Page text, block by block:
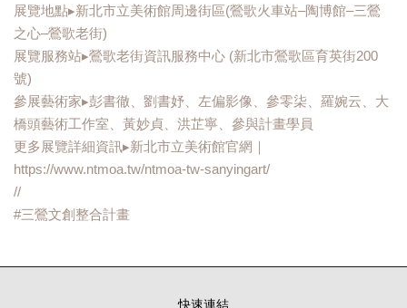
展覽地點▸新北市立美術館周邊街區(鶯歌火車站–陶博館–三鶯
之心–鶯歌老街)
展覽服務站▸鶯歌老街資訊服務中心 (新北市鶯歌區育英街200
號)
參展藝術家▸彭書徹、劉書妤、左偏影像、參零柒、羅婉云、大
橋頭藝術工作室、黃妙貞、洪芷寧、參與計畫學員
更多展覽詳細資訊▸新北市立美術館官網｜
https://www.ntmoa.tw/ntmoa-tw-sanyingart/
//
#三鶯文創整合計畫
快速連結